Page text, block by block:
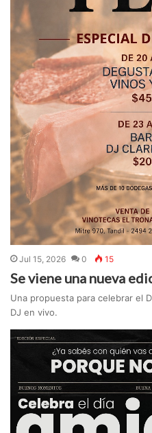
Jul 15, 2026 0 15
Se viene una nueva
Una propuesta para celebrar el
DJ en vivo.